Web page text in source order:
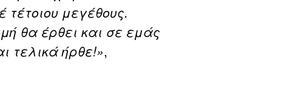
μεγέθους.
θα έρθει και σε εμάς
τελικά ήρθε!»,